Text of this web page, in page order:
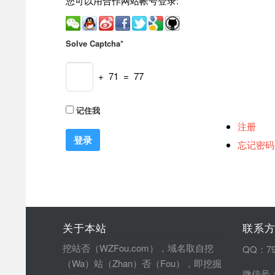
Solve Captcha*
+ 71 = 77
记住我
注册
忘记密码
关于本站
挖站否（WZFou.com），域名取自挖
（Wa）站（Zhan）否（Fou），即挖掘
联系
QQ：